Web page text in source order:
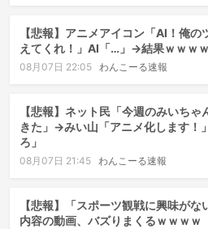
【悲報】アニメアイコン「AI！俺
えてくれ！」AI「…」→結果ｗｗｗｗ
08月07日 22:05 わんこーる速報
【悲報】ネット民「今週のみいち
きた」→みい山「アニメ化します！
ろ」
08月07日 21:45 わんこーる速報
【悲報】「スポーツ観戦に興味が
内容の動画、バズりまくるｗｗｗｗ